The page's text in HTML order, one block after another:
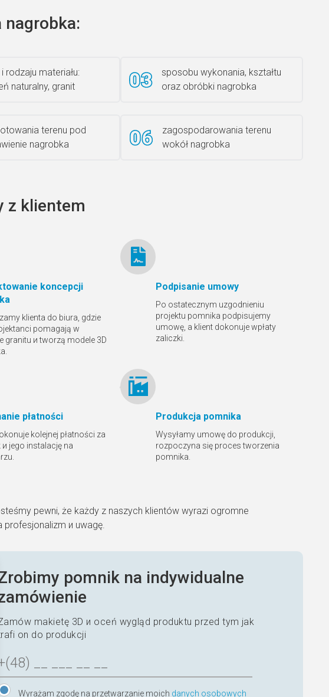
Rzeźba ANZK-60-BR-L
nagrobka:
rodzaju materiału:
naturalny, granit
sposobu wykonania, kształtu
oraz obróbki nagrobka
terenu pod
nagrobka
zagospodarowania terenu
wokół nagrobka
z klientem
koncepcji
klienta do biura, gdzie
pomagają w
granitu и tworzą modele 3D
Podpisanie umowy
Po ostatecznym uzgodnieniu
projektu pomnika podpisujemy
umowę, a klient dokonuje wpłaty
zaliczki.
Produkcja pomnika
Wysyłamy umowę do produkcji,
rozpoczyna się proces tworzenia
pomnika.
płatności
kolejnej płatności za
jego instalację na
pewni, że każdy z naszych klientów wyrazi ogromne
и uwagę.
pomnik na indywidualne
makietę 3D и oceń wygląd produktu przed tym jak
on do produkcji
Wyrażam zgodę na przetwarzanie moich danych osobowych